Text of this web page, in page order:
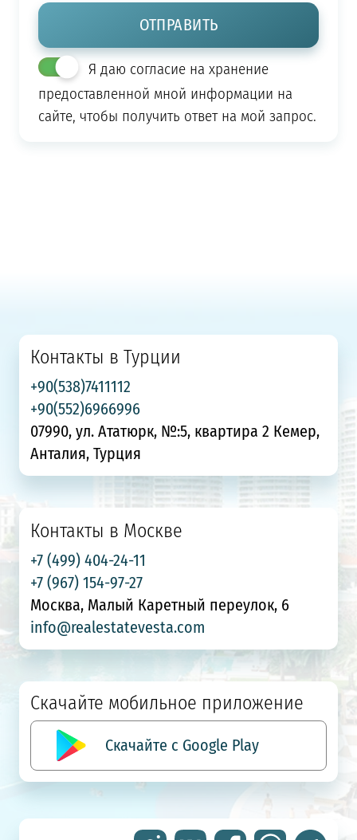
Я даю согласие на хранение
предоставленной мной информации на
сайте, чтобы получить ответ на мой запрос.
Контакты в Турции
+90(538)7411112
+90(552)6966996
07990, ул. Ататюрк, №:5, квартира 2 Кемер,
Анталия, Турция
Контакты в Москве
+7 (499) 404-24-11
+7 (967) 154-97-27
Москва, Малый Каретный переулок, 6
info@realestatevesta.com
Скачайте мобильное приложение
Скачайте с Google Play